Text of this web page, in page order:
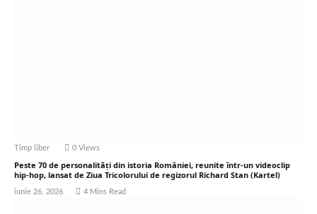
Timp liber 0 Views
Peste 70 de personalități din istoria României, reunite într-un videoclip
hip-hop, lansat de Ziua Tricolorului de regizorul Richard Stan (Kartel)
iunie 26, 2026 4 Mins Read